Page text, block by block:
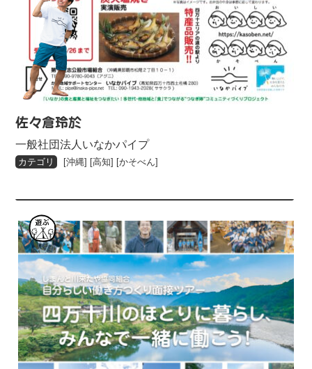
佐々倉玲於
一般社団法人いなかパイプ
[沖縄] [高知] [かそべん]
遊
ぶ